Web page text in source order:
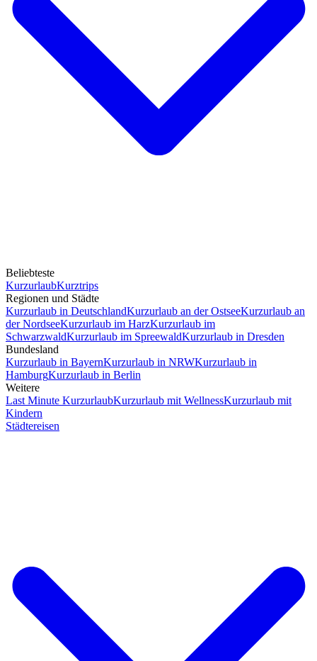
Beliebteste
KurzurlaubKurztrips
Regionen und Städte
Kurzurlaub in DeutschlandKurzurlaub an der OstseeKurzurlaub an
der NordseeKurzurlaub im HarzKurzurlaub im
SchwarzwaldKurzurlaub im SpreewaldKurzurlaub in Dresden
Bundesland
Kurzurlaub in BayernKurzurlaub in NRWKurzurlaub in
HamburgKurzurlaub in Berlin
Weitere
Last Minute KurzurlaubKurzurlaub mit WellnessKurzurlaub mit
Kindern
Städtereisen